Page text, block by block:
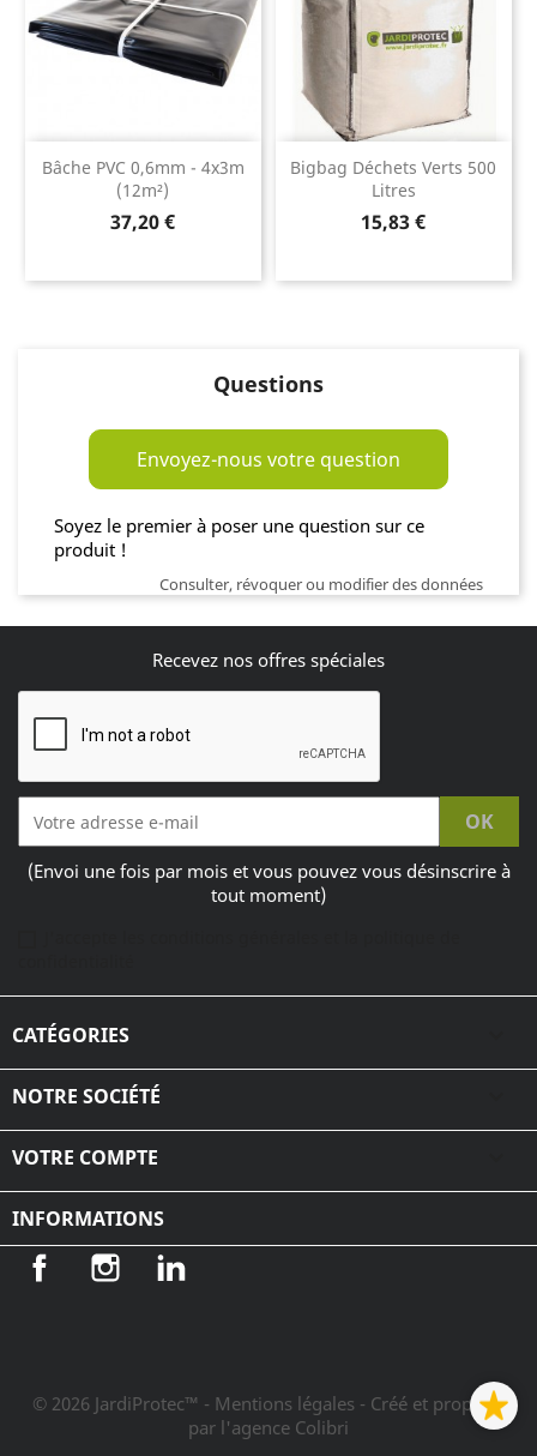
Bâche PVC 0,6mm - 4x3m
(12m²)
Prix
37,20 €
Bigbag Déchets Verts 500
Litres
Prix
15,83 €
Questions
Envoyez-nous votre question
Soyez le premier à poser une question sur ce
produit !
Consulter, révoquer ou modifier des données
Recevez nos offres spéciales
(Envoi une fois par mois et vous pouvez vous désinscrire à
tout moment)
CATÉGORIES
NOTRE SOCIÉTÉ
VOTRE COMPTE
INFORMATIONS
Facebook Instagram
© 2026 JardiProtec™ - Mentions légales - Créé et propulsé
par l'agence Colibri